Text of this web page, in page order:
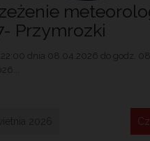
Przymrozki
22:00 dnia 08.04.2026 do godz.